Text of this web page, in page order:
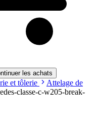
les achats
et tôlerie
Attelage de
classe-c-w205-break-